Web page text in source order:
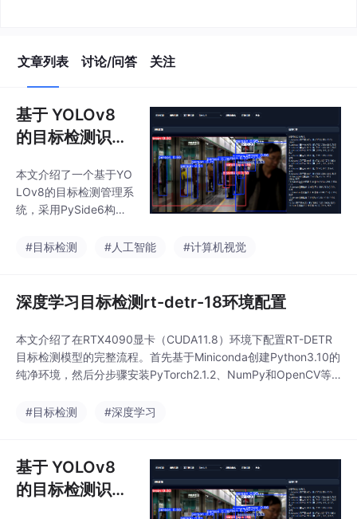
文章列表 讨论/问答 关注
基于 YOLOv8
的目标检测识别
实现
本文介绍了一个基于YO
LOv8的目标检测管理系
统，采用PySide6构建
视频、摄像头和实时流
免界面卡顿，并实时显
示检测画面和结果。主
要功能包括：自动扫描
可用摄像头、多种识别
源切换、检测结果可视
化展示等。该系统操作
为计算机视觉应用的开
能。
#目标检测 #人工智能 #计算机视觉
深度学习目标检测rt-detr-18环境配置
本文介绍了在RTX4090显卡（CUDA11.8）环境下配置RT-DETR
目标检测模型的完整流程。首先基于Miniconda创建Python3.10的
纯净环境，然后分步骤安装PyTorch2.1.2、NumPy和OpenCV等
供了详细的格式转换脚本，将原始标注转换为YOLO格式，并给出
#目标检测 #深度学习
基于 YOLOv8
的目标检测识别